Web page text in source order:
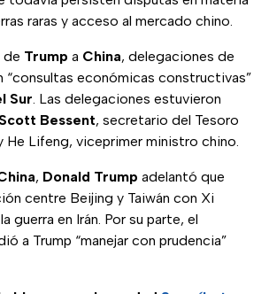
raras y acceso al mercado chino.
de Trump a China, delegaciones de
“consultas económicas constructivas”
Sur. Las delegaciones estuvieron
Scott Bessent, secretario del Tesoro
He Lifeng, viceprimer ministro chino.
, Donald Trump adelantó que
centre Beijing y Taiwán con Xi
guerra en Irán. Por su parte, el
a Trump “manejar con prudencia”